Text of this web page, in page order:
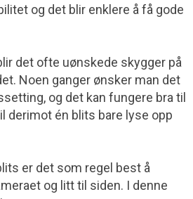
og det blir enklere å få gode
det ofte uønskede skygger på
Noen ganger ønsker man det
og det kan fungere bra til
derimot én blits bare lyse opp
er det som regel best å
og litt til siden. I denne